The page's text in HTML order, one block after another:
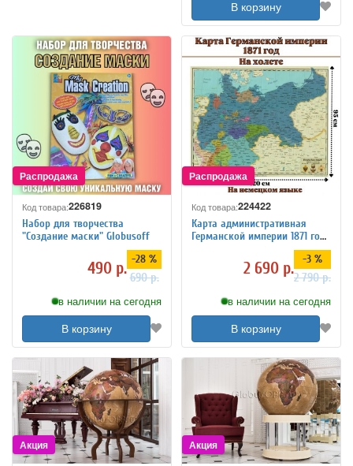
В корзину
Код товара:226819
Набор для творчества
"Создание маски" Globusoff
490 р. -28 %
690 р.
в наличии на сегодня
В корзину
Код товара:224422
Карта административная
Германской империи 1871 год,
2 690 р. -3 %
2 790 р.
в наличии на сегодня
В корзину